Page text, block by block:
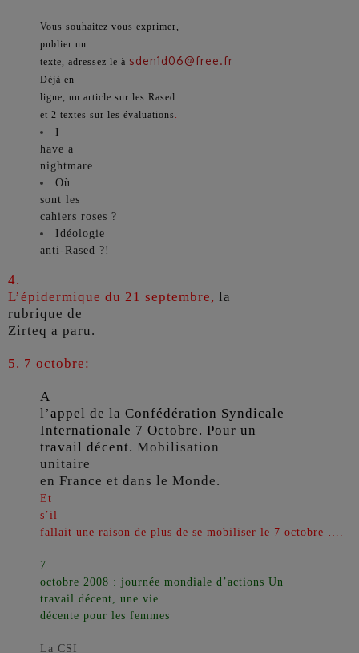
Vous souhaitez vous exprimer,
publier un
texte, adressez le à sden1d06@free.fr
Déjà en
ligne, un article sur les Rased
et 2 textes sur les évaluations .
I
have a
nightmare…
Où
sont les
cahiers roses ?
Idéologie
anti-Rased ?!
4.
L’épidermique du 21 septembre, la
rubrique de
Zirteq a paru.
5. 7 octobre:
A
l’appel de la Confédération Syndicale
Internationale 7 Octobre. Pour un
travail décent. Mobilisation
unitaire
en France et dans le Monde.
Et
s’il
fallait une raison de plus de se mobiliser le 7 octobre ….
7
octobre 2008 : journée mondiale d’actions Un
travail décent, une vie
décente pour les femmes
La CSI